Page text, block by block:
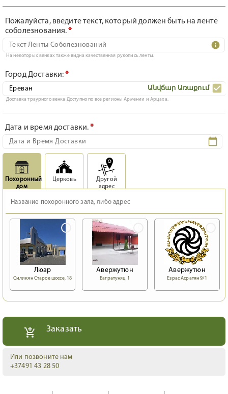
Пожалуйста, введите текст, который должен быть на ленте
соболезнования.*
На некоторых венках также видна качественная рукопись ленты.
Город Доставки:*
Անվճար Առաքում
Доставка траурного венка Доступно по все регионы Армении и Арцаха.
Дата и время доставки.*
Похоронный
дом
Церковь
Другой
адрес
Люар
Силикян Старое шоссе, 18
Авержутюн
Багратуняц 1
Авержутюн
Езрас Асратян 9/1
Заказать
Или позвоните нам
+37491 43 28 50